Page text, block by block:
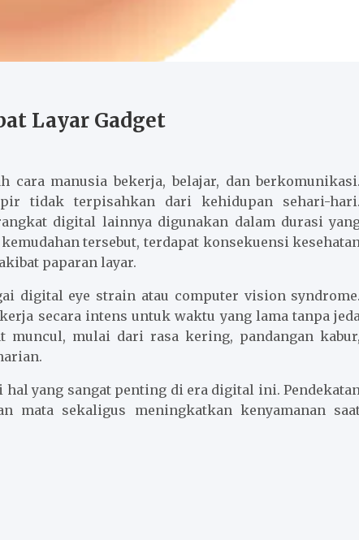
Layar Gadget
cara manusia bekerja, belajar, dan berkomunikasi.
tidak terpisahkan dari kehidupan sehari-hari.
digital lainnya digunakan dalam durasi
tersebut, terdapat konsekuensi kesehatan
paparan layar.
digital eye strain atau computer vision syndrome.
secara intens untuk waktu yang lama tanpa jeda
muncul, mulai dari rasa kering, pandangan kabur,
hal yang sangat penting di era digital ini. Pendekatan
mata sekaligus meningkatkan kenyamanan